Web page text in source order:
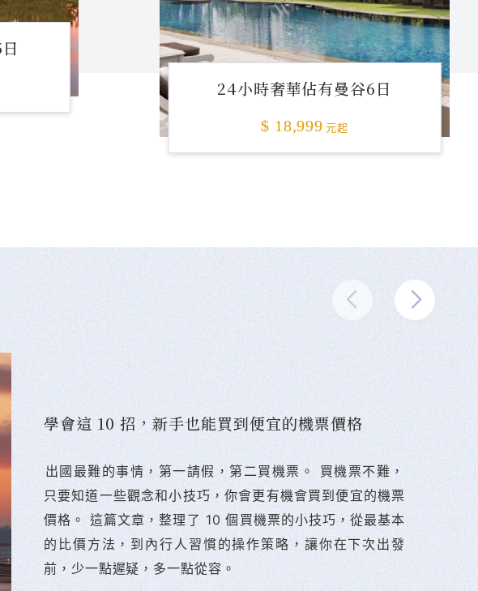
24小時奢華佔有曼谷6日
$ 18,999 元起
學會這 10 招，新手也能買到便宜的機票價格
󠀠出國最難的事情，第一請假，第二買機票。 󠀠買機票不難，
只要知道一些觀念和小技巧，你會更有機會買到便宜的機票
價格。 這篇文章，整理了 10 個買機票的小技巧，從最基本
的比價方法，到內行人習慣的操作策略，讓你在下次出發
前，少一點遲疑，多一點從容。